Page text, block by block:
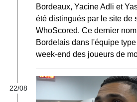
Bordeaux, Yacine Adli et
été distingués par le site de
WhoScored. Ce dernier
Bordelais dans l'équipe
week-end des joueurs de
22/08